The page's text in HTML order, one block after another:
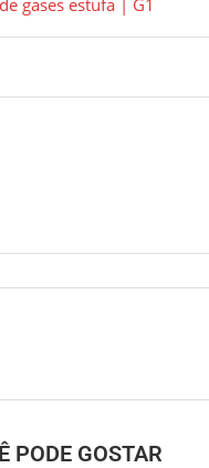
gases estufa | G1
PODE GOSTAR